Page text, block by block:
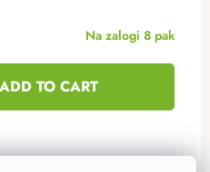
Na zalogi 8 pak
ADD TO CART